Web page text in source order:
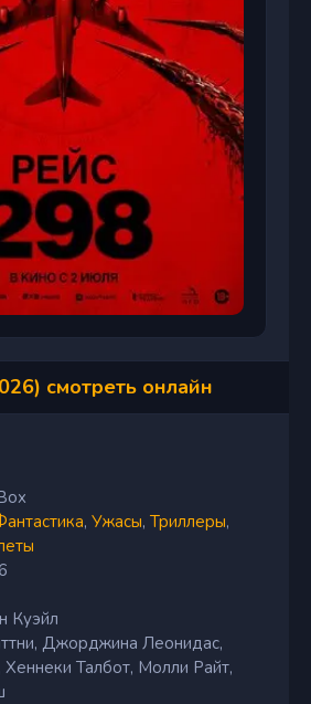
смотреть онлайн
, Ужасы, Триллеры,
Куэйл
Джорджина Леонидас,
Талбот, Молли Райт,